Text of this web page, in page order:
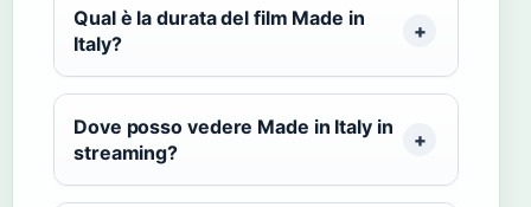
Qual è la durata del film Made in
Italy?
Dove posso vedere Made in Italy in
streaming?